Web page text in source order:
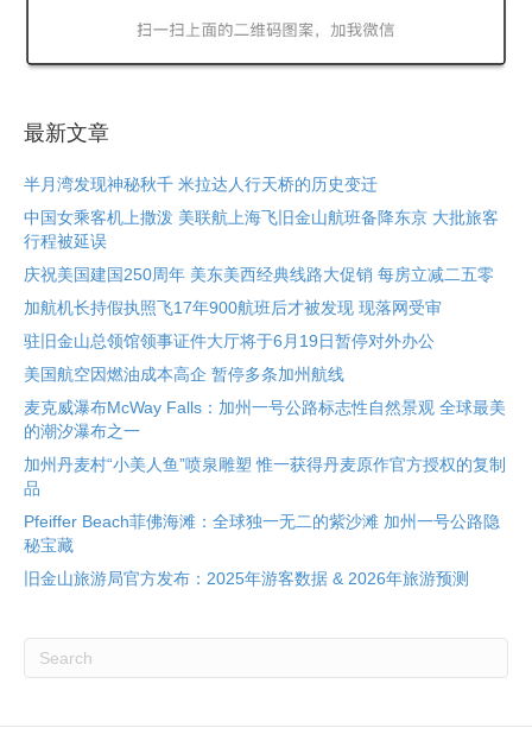
最新文章
半月湾发现神秘秋千 米拉达人行天桥的历史变迁
中国女乘客机上撒泼 美联航上海飞旧金山航班备降东京 大批旅客
行程被延误
庆祝美国建国250周年 美东美西经典线路大促销 每房立减二五零
加航机长持假执照飞17年900航班后才被发现 现落网受审
驻旧金山总领馆领事证件大厅将于6月19日暂停对外办公
美国航空因燃油成本高企 暂停多条加州航线
麦克威瀑布McWay Falls：加州一号公路标志性自然景观 全球最美
的潮汐瀑布之一
加州丹麦村“小美人鱼”喷泉雕塑 惟一获得丹麦原作官方授权的复制
品
Pfeiffer Beach菲佛海滩：全球独一无二的紫沙滩 加州一号公路隐
秘宝藏
旧金山旅游局官方发布：2025年游客数据 & 2026年旅游预测